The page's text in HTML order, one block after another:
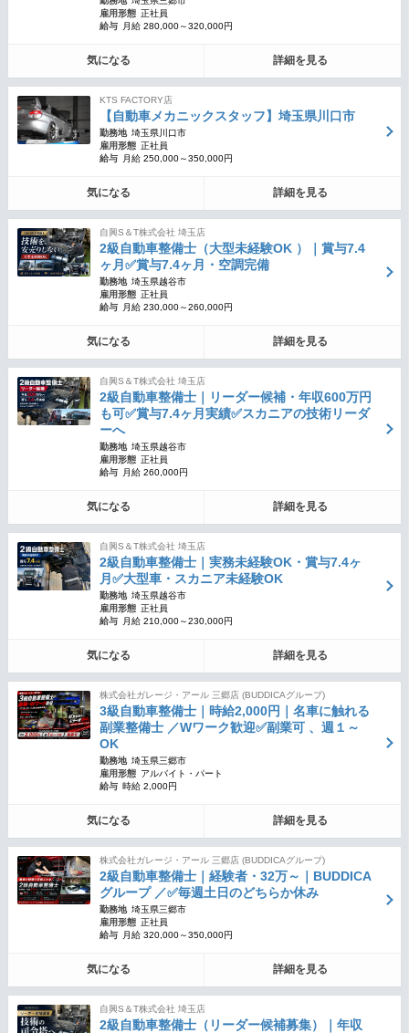
雇用形態 正社員
給与
月給 280,000～320,000円
気になる 詳細を見る
KTS FACTORY店
【自動車メカニックスタッフ】埼玉県川口市
勤務地 埼玉県川口市
雇用形態 正社員
給与
月給 250,000～350,000円
気になる 詳細を見る
自興S＆T株式会社 埼玉店
2級自動車整備士（大型未経験OK ）｜賞与7.4
ヶ月✅賞与7.4ヶ月・空調完備
勤務地 埼玉県越谷市
雇用形態 正社員
給与
月給 230,000～260,000円
気になる 詳細を見る
自興S＆T株式会社 埼玉店
2級自動車整備士｜リーダー候補・年収600万円
も可✅賞与7.4ヶ月実績✅スカニアの技術リーダ
ーへ
勤務地 埼玉県越谷市
雇用形態 正社員
給与
月給 260,000円
気になる 詳細を見る
自興S＆T株式会社 埼玉店
2級自動車整備士｜実務未経験OK・賞与7.4ヶ
月✅大型車・スカニア未経験OK
勤務地 埼玉県越谷市
雇用形態 正社員
給与
月給 210,000～230,000円
気になる 詳細を見る
株式会社ガレージ・アール 三郷店 (BUDDICAグループ)
3級自動車整備士｜時給2,000円｜名車に触れる
副業整備士 ／Wワーク歓迎✅副業可 、週１～
OK
勤務地 埼玉県三郷市
雇用形態 アルバイト・パート
給与 時給 2,000円
気になる 詳細を見る
株式会社ガレージ・アール 三郷店 (BUDDICAグループ)
2級自動車整備士｜経験者・32万～｜BUDDICA
グループ ／✅毎週土日のどちらか休み
勤務地 埼玉県三郷市
雇用形態 正社員
給与
月給 320,000～350,000円
気になる 詳細を見る
自興S＆T株式会社 埼玉店
2級自動車整備士（リーダー候補募集）｜年収